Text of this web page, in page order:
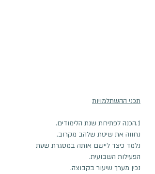
תכני ההשתלמויות
1.הכנה לפתיחת שנת הלימודים.
נחווה את שיטת שלהב מקרוב.
נלמד כיצד ליישם אותה במסגרת שעת
הפעילות השבועית.
נכין מערך שיעור בקבוצה.